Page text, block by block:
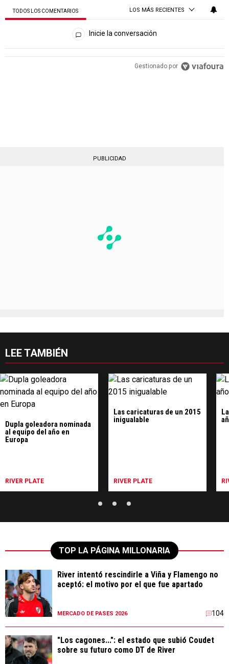
TODOS LOS COMENTARIOS LOS MÁS RECIENTES
Todos los comentarios
Inicie la conversación
PUBLICIDAD
LEE TAMBIÉN
Dupla goleadora nominada
al equipo del año en
Europa
RIVER PLATE
Las caricaturas de un 2015
inigualable
RIVER PLATE
TOP LA PÁGINA MILLONARIA
River intentó rescindirle a Viña y Flamengo no
aceptó: el motivo por el que fue apartado
MERCADO DE PASES 2026 104
"Los cagones...": el estado que subió Coudet
sobre su futuro como DT de River